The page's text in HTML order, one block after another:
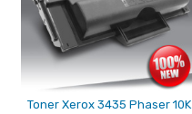
Toner Xerox 3435 Phaser 10K